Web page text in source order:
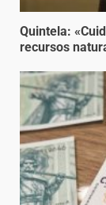
Quintela:
recursos